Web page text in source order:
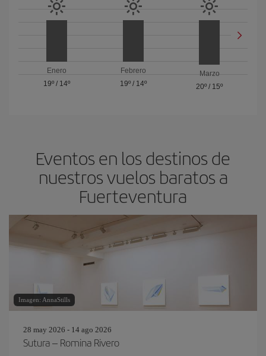
Enero
19º/ 14º
Febrero
19º/ 14º
Marzo
20º / 15º
Eventos en los destinos de
nuestros vuelos baratos a
Fuerteventura
Imagen: AnnaStills
28 may 2026 - 14 ago 2026
Sutura – Romina Rivero